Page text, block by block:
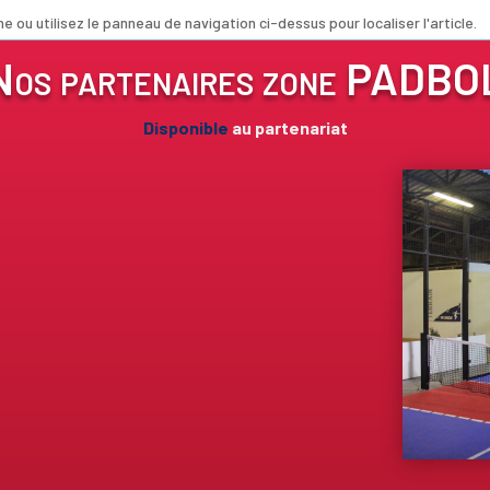
utilisez le panneau de navigation ci-dessus pour localiser l'article.
partenaires zone
Disponible au partenariat